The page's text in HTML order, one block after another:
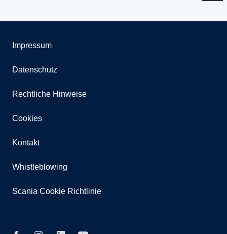
Impressum
Datenschutz
Rechtliche Hinweise
Cookies
Kontakt
Whistleblowing
Scania Cookie Richtlinie